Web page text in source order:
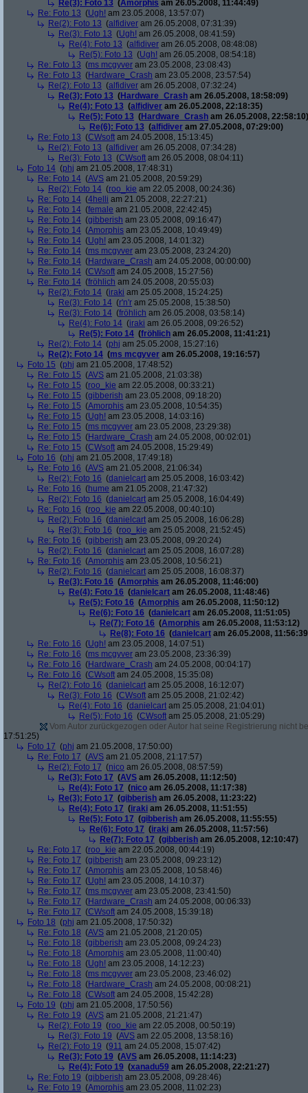
Re(3): Foto 13 (Amorphis am 26.05.2008, 11:44:49)
Re: Foto 13 (Ugh! am 23.05.2008, 13:57:07)
Re(2): Foto 13 (alfidiver am 26.05.2008, 07:31:39)
Re(3): Foto 13 (Ugh! am 26.05.2008, 08:41:59)
Re(4): Foto 13 (alfidiver am 26.05.2008, 08:48:08)
Re(5): Foto 13 (Ugh! am 26.05.2008, 08:54:18)
Re: Foto 13 (ms mcgyver am 23.05.2008, 23:08:43)
Re: Foto 13 (Hardware_Crash am 23.05.2008, 23:57:54)
Re(2): Foto 13 (alfidiver am 26.05.2008, 07:32:24)
Re(3): Foto 13 (Hardware_Crash am 26.05.2008, 18:58:09)
Re(4): Foto 13 (alfidiver am 26.05.2008, 22:18:35)
Re(5): Foto 13 (Hardware_Crash am 26.05.2008, 22:58:10)
Re(6): Foto 13 (alfidiver am 27.05.2008, 07:29:00)
Re: Foto 13 (CWsoft am 24.05.2008, 15:13:45)
Re(2): Foto 13 (alfidiver am 26.05.2008, 07:34:28)
Re(3): Foto 13 (CWsoft am 26.05.2008, 08:04:11)
Foto 14 (phj am 21.05.2008, 17:48:31)
Re: Foto 14 (AVS am 21.05.2008, 20:59:29)
Re(2): Foto 14 (roo_kie am 22.05.2008, 00:24:36)
Re: Foto 14 (4helli am 21.05.2008, 22:27:21)
Re: Foto 14 (female am 21.05.2008, 22:42:45)
Re: Foto 14 (gibberish am 23.05.2008, 09:16:47)
Re: Foto 14 (Amorphis am 23.05.2008, 10:49:49)
Re: Foto 14 (Ugh! am 23.05.2008, 14:01:32)
Re: Foto 14 (ms mcgyver am 23.05.2008, 23:24:20)
Re: Foto 14 (Hardware_Crash am 24.05.2008, 00:00:00)
Re: Foto 14 (CWsoft am 24.05.2008, 15:27:56)
Re: Foto 14 (fröhlich am 24.05.2008, 20:55:03)
Re(2): Foto 14 (iraki am 25.05.2008, 15:24:25)
Re(3): Foto 14 (r'n'r am 25.05.2008, 15:38:50)
Re(3): Foto 14 (fröhlich am 26.05.2008, 03:58:14)
Re(4): Foto 14 (iraki am 26.05.2008, 09:26:52)
Re(5): Foto 14 (fröhlich am 26.05.2008, 11:41:21)
Re(2): Foto 14 (phj am 25.05.2008, 15:27:16)
Re(2): Foto 14 (ms mcgyver am 26.05.2008, 19:16:57)
Foto 15 (phj am 21.05.2008, 17:48:52)
Re: Foto 15 (AVS am 21.05.2008, 21:03:38)
Re: Foto 15 (roo_kie am 22.05.2008, 00:33:21)
Re: Foto 15 (gibberish am 23.05.2008, 09:18:20)
Re: Foto 15 (Amorphis am 23.05.2008, 10:54:35)
Re: Foto 15 (Ugh! am 23.05.2008, 14:03:16)
Re: Foto 15 (ms mcgyver am 23.05.2008, 23:29:38)
Re: Foto 15 (Hardware_Crash am 24.05.2008, 00:02:01)
Re: Foto 15 (CWsoft am 24.05.2008, 15:29:49)
Foto 16 (phj am 21.05.2008, 17:49:18)
Re: Foto 16 (AVS am 21.05.2008, 21:06:34)
Re(2): Foto 16 (danielcart am 25.05.2008, 16:03:42)
Re: Foto 16 (hume am 21.05.2008, 21:47:32)
Re(2): Foto 16 (danielcart am 25.05.2008, 16:04:49)
Re: Foto 16 (roo_kie am 22.05.2008, 00:40:10)
Re(2): Foto 16 (danielcart am 25.05.2008, 16:06:28)
Re(3): Foto 16 (roo_kie am 25.05.2008, 21:52:45)
Re: Foto 16 (gibberish am 23.05.2008, 09:20:24)
Re(2): Foto 16 (danielcart am 25.05.2008, 16:07:28)
Re: Foto 16 (Amorphis am 23.05.2008, 10:56:21)
Re(2): Foto 16 (danielcart am 25.05.2008, 16:08:37)
Re(3): Foto 16 (Amorphis am 26.05.2008, 11:46:00)
Re(4): Foto 16 (danielcart am 26.05.2008, 11:48:46)
Re(5): Foto 16 (Amorphis am 26.05.2008, 11:50:12)
Re(6): Foto 16 (danielcart am 26.05.2008, 11:51:05)
Re(7): Foto 16 (Amorphis am 26.05.2008, 11:53:12)
Re(8): Foto 16 (danielcart am 26.05.2008,
Re: Foto 16 (Ugh! am 23.05.2008, 14:07:51)
Re: Foto 16 (ms mcgyver am 23.05.2008, 23:36:39)
Re: Foto 16 (Hardware_Crash am 24.05.2008, 00:04:17)
Re: Foto 16 (CWsoft am 24.05.2008, 15:35:08)
Re(2): Foto 16 (danielcart am 25.05.2008, 16:12:07)
Re(3): Foto 16 (CWsoft am 25.05.2008, 21:02:42)
Re(4): Foto 16 (danielcart am 25.05.2008, 21:04:01)
Re(5): Foto 16 (CWsoft am 25.05.2008, 21:05:29)
Vom Autor zurückgezogen oder Autor hat seine Registrierung nicht
17:51:25)
Foto 17 (phj am 21.05.2008, 17:50:00)
Re: Foto 17 (AVS am 21.05.2008, 21:17:57)
Re(2): Foto 17 (nico am 26.05.2008, 08:57:59)
Re(3): Foto 17 (AVS am 26.05.2008, 11:12:50)
Re(4): Foto 17 (nico am 26.05.2008, 11:17:38)
Re(3): Foto 17 (gibberish am 26.05.2008, 11:23:22)
Re(4): Foto 17 (iraki am 26.05.2008, 11:51:55)
Re(5): Foto 17 (gibberish am 26.05.2008, 11:55:55)
Re(6): Foto 17 (iraki am 26.05.2008, 11:57:56)
Re(7): Foto 17 (gibberish am 26.05.2008, 12:10:47)
Re: Foto 17 (roo_kie am 22.05.2008, 00:44:19)
Re: Foto 17 (gibberish am 23.05.2008, 09:23:12)
Re: Foto 17 (Amorphis am 23.05.2008, 10:58:46)
Re: Foto 17 (Ugh! am 23.05.2008, 14:10:37)
Re: Foto 17 (ms mcgyver am 23.05.2008, 23:41:50)
Re: Foto 17 (Hardware_Crash am 24.05.2008, 00:06:33)
Re: Foto 17 (CWsoft am 24.05.2008, 15:39:18)
Foto 18 (phj am 21.05.2008, 17:50:32)
Re: Foto 18 (AVS am 21.05.2008, 21:20:05)
Re: Foto 18 (gibberish am 23.05.2008, 09:24:23)
Re: Foto 18 (Amorphis am 23.05.2008, 11:00:40)
Re: Foto 18 (Ugh! am 23.05.2008, 14:12:23)
Re: Foto 18 (ms mcgyver am 23.05.2008, 23:46:02)
Re: Foto 18 (Hardware_Crash am 24.05.2008, 00:08:21)
Re: Foto 18 (CWsoft am 24.05.2008, 15:42:28)
Foto 19 (phj am 21.05.2008, 17:50:56)
Re: Foto 19 (AVS am 21.05.2008, 21:21:47)
Re(2): Foto 19 (roo_kie am 22.05.2008, 00:50:19)
Re(3): Foto 19 (AVS am 22.05.2008, 13:58:16)
Re(2): Foto 19 (911 am 24.05.2008, 15:07:42)
Re(3): Foto 19 (AVS am 26.05.2008, 11:14:23)
Re(4): Foto 19 (xanadu59 am 26.05.2008, 22:21:27)
Re: Foto 19 (gibberish am 23.05.2008, 09:28:46)
Re: Foto 19 (Amorphis am 23.05.2008, 11:02:23)